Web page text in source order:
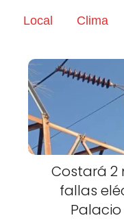
Local Clima
Costará 2
fallas